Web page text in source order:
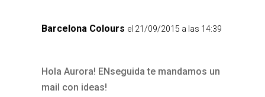
Barcelona Colours el 21/09/2015 a las 14:39
Hola Aurora! ENseguida te mandamos un
mail con ideas!